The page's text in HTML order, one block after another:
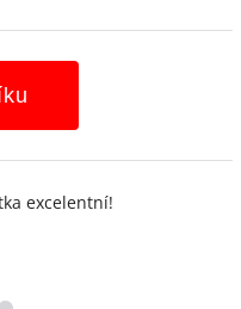
excelentní!